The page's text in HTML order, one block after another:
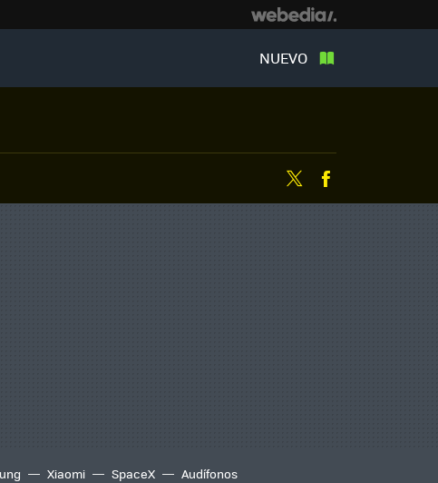
NUEVO
Twitter
Xiaomi SpaceX Audífonos